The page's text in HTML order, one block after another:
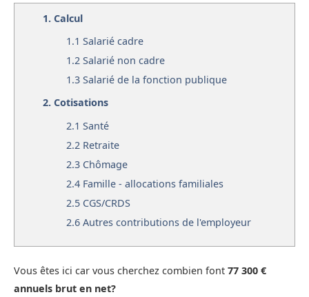
1. Calcul
1.1 Salarié cadre
1.2 Salarié non cadre
1.3 Salarié de la fonction publique
2. Cotisations
2.1 Santé
2.2 Retraite
2.3 Chômage
2.4 Famille - allocations familiales
2.5 CGS/CRDS
2.6 Autres contributions de l'employeur
Vous êtes ici car vous cherchez combien font 77 300 €
annuels brut en net?